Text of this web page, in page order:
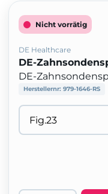
Nicht vorrätig
DE Healthcare
DE-
DE-
Herstellernr: 979-1646-RS